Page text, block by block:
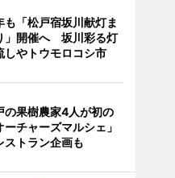
も「松戸宿坂川献灯ま
」開催へ 坂川彩る灯
しやトウモロコシ市
の果樹農家4人が初の
ーチャーズマルシェ」
トラン企画も